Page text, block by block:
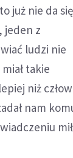
już nie da się
jeden z
ludzi nie
takie
niż
nam